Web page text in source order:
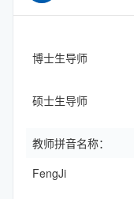
博士生导师
硕士生导师
教师拼音名称：
FengJi